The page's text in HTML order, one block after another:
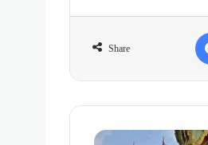
Share
ප